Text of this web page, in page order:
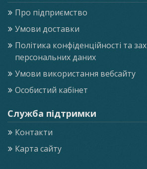
Про підприємство
Умови доставки
Політика конфіденційності та
персональних даних
Умови використання вебсайту
Особистий кабінет
Служба підтримки
Контакти
Карта сайту